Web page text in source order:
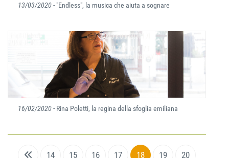
13/03/2020- "Endless", la musica che aiuta a sognare
16/02/2020- Rina Poletti, la regina della sfoglia emiliana
14 15 16 17 18 19 20